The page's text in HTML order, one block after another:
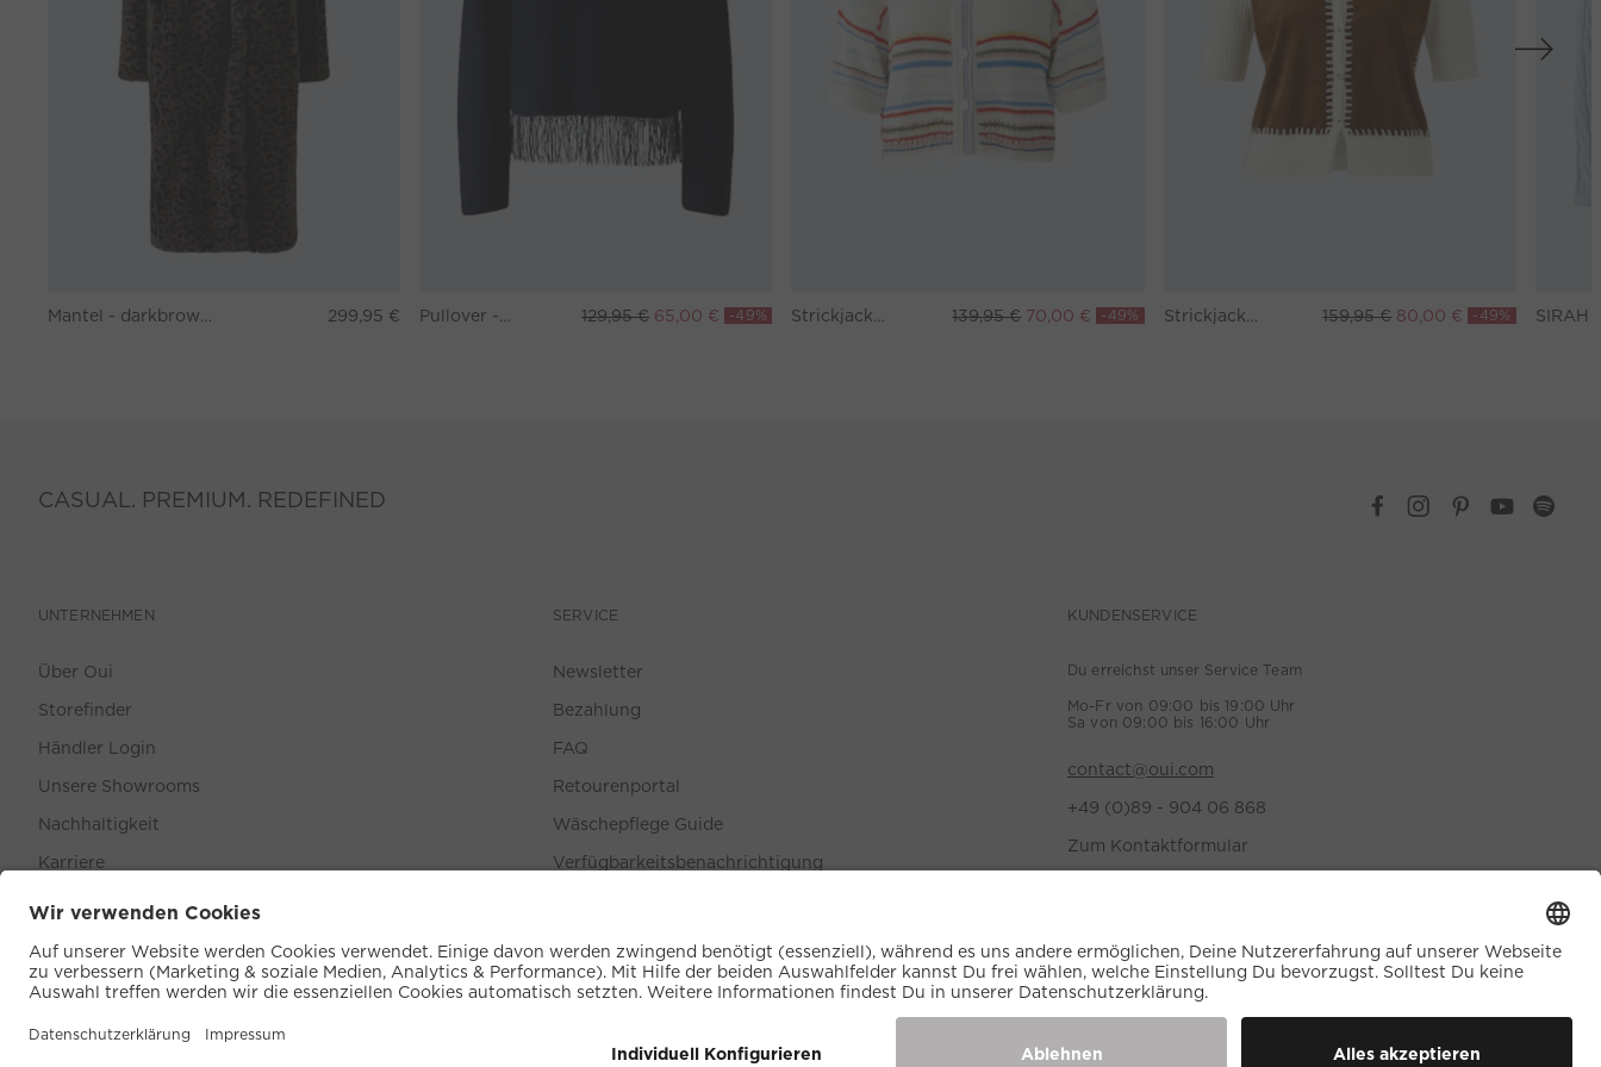
Mantel - darkbrown grey 299,95 € Pullover - darkblue 129,95 € 65,00 € -49% Strickjacke - white red 139,95 € 70,00 € -49% Strickjacke - white brown 159,95 € 80,00 € -49%
CASUAL. PREMIUM. REDEFINED
UNTERNEHMEN
Über Oui
Storefinder
Händler Login
Unsere Showrooms
Nachhaltigkeit
Karriere
SERVICE
Newsletter
Bezahlung
FAQ
Retourenportal
Wäschepflege Guide
Verfügbarkeitsbenachrichtigung
KUNDENSERVICE
Du erreichst unser Service Team
Mo-Fr von 09:00 bis 19:00 Uhr
Sa von 09:00 bis 16:00 Uhr
contact@oui.com
+49 (0)89 - 904 06 868
Zum Kontaktformular